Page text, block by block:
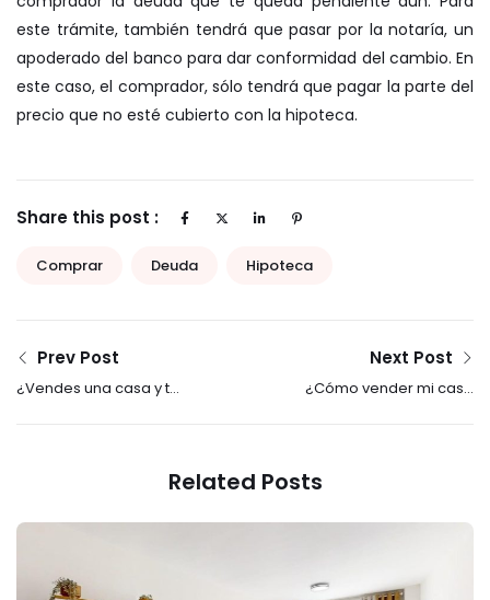
este trámite, también tendrá que pasar por la notaría, un
apoderado del banco para dar conformidad del cambio. En
este caso, el comprador, sólo tendrá que pagar la parte del
precio que no esté cubierto con la hipoteca.
Share this post :
Comprar Deuda Hipoteca
Prev Post
¿Vendes una casa y te
Next Post
¿Cómo vender mi casa
Related Posts